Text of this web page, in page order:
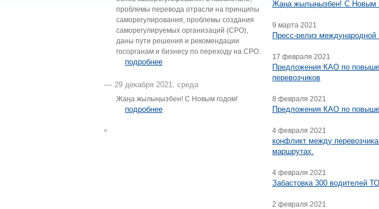
Жаңа жылыңызбен! С Новым
9 марта 2021
Пресс-релиз
17 февраля 2021
Предложения КАО по
перевозчиков
8 февраля 2021
Предложения КАО по
4 февраля 2021
конфликт между
маршрутах.
4 февраля 2021
Забастовка 300 водителей
2 февраля 2021
проблемы перевода отрасли на принципы
саморегулирования, проблемы создания
саморегулируемых организаций (СРО),
даны пути решения и рекомендации
госорганам и бизнесу по переходу на СРО.
подробнее
— 29 декабря 2021, среда
Жаңа жылыңызбен! С Новым годом!
подробнее